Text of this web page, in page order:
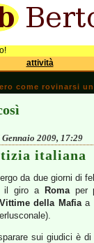
attività
come rovinarsi
2009, 17:29
italiana
da due giorni di
il giro a Romaper
della Mafiaa
sui giudici è